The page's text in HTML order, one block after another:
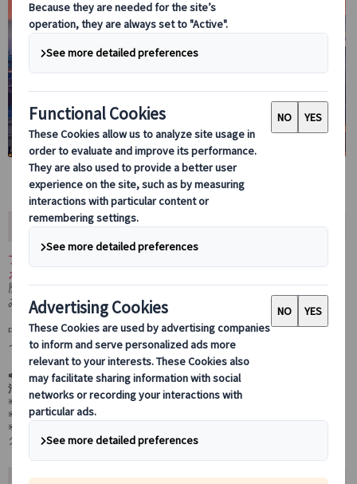
ツアー内容
プラハから出発し、ドイツ南部バイエルン地方の魅力を存分に味わ
える7日間のランドクルーズ周遊ツアー！
歴史と文化が息づくニュルンベルクやビュルツブルク、中世の街並
みが美しいローテンブルク、ビールと文化の都
「お城の代名詞」ノイシュバンシュタイン城
を訪れます。
中世の趣が残る建築や絵本のような街並み、壮麗なお城を巡り、ド
イツの魅力を深く楽しめる内容です。
🔊自由行動時には日本語オーディオガイド(Europamundo Audio)をご
活用いただけます。
※オーディオガイドが日本語に対応していない都市もございます。
※日本語を選択できる都市は
※ご自身のスマートフォンでのご利用となり、アプリのご利用にはデー
タ通信が発生します。